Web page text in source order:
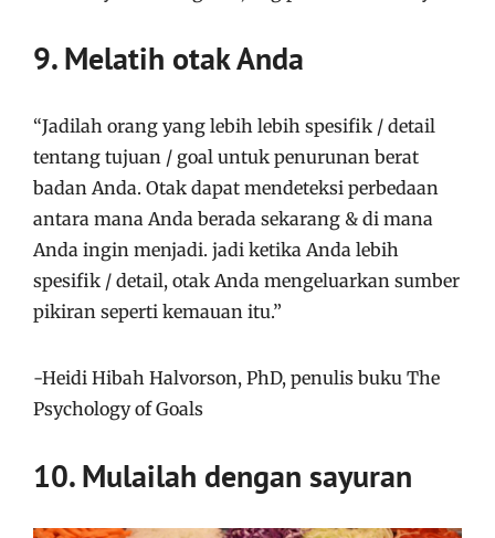
9. Melatih otak Anda
“Jadilah orang yang lebih lebih spesifik / detail
tentang tujuan / goal untuk penurunan berat
badan Anda. Otak dapat mendeteksi perbedaan
antara mana Anda berada sekarang & di mana
Anda ingin menjadi. jadi ketika Anda lebih
spesifik / detail, otak Anda mengeluarkan sumber
pikiran seperti kemauan itu.”
-Heidi Hibah Halvorson, PhD, penulis buku The
Psychology of Goals
10. Mulailah dengan sayuran